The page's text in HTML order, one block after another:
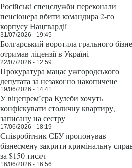
Російські спецслужби переконали
пенсіонера вбити командира 2-го
корпусу Нацгвардії
31/07/2026 - 19:45
Болгарський воротила грального
отримав ліцензії в Україні
22/07/2026 - 12:59
Прокуратура мацає ужгородського
депутата за незаконно накопичене
19/06/2026 - 14:41
У віцепрем’єра Кулеби хочуть
конфіскувати столичну квартиру,
записану на сестру
17/06/2026 - 18:19
Співробітник СБУ пропонував
бізнесмену закрити кримінальну
за $150 тисяч
16/06/2026 - 16:56